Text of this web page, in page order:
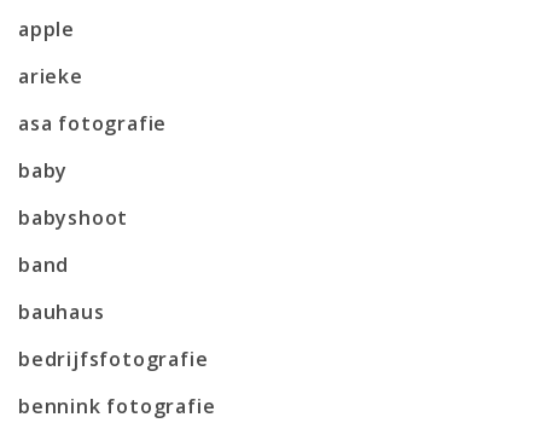
apple
arieke
asa fotografie
baby
babyshoot
band
bauhaus
bedrijfsfotografie
bennink fotografie